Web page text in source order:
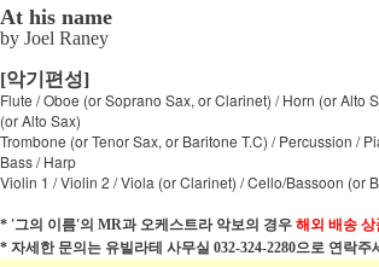
At his name
by Joel Raney
[악기편성]
Flute / Oboe (or Soprano Sax, or Clarinet) / Horn (or Alto
(or Alto Sax)
Trombone (or Tenor Sax, or Baritone T.C) / Percussion /
Bass / Harp
Violin 1 / Violin 2 / Viola (or Clarinet) / Cello/Bassoon (or
* '그의 이름'의 MR과 오케스트라 악보의 경우 해외 배송 상
* 자세한 문의는 유빌라테 사무실 032-324-2280으로 연락주